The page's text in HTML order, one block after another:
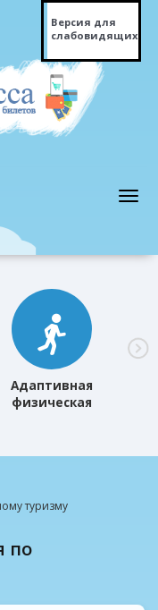
Версия для
слабовидящих
Адаптивная
физическая
туризму